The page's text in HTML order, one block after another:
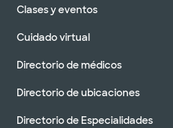
Clases y eventos
Cuidado virtual
Directorio de médicos
Directorio de ubicaciones
Directorio de Especialidades